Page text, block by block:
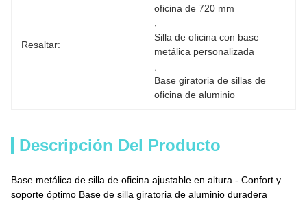
Resaltar:
oficina de 720 mm
Silla de oficina con base
metálica personalizada
Base giratoria de sillas de
oficina de aluminio
Descripción Del Producto
Base metálica de silla de oficina ajustable en altura - Confort y
soporte óptimo Base de silla giratoria de aluminio duradera